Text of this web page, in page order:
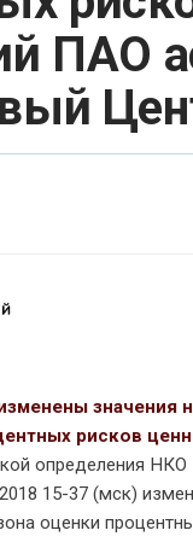
ПАО
значения
рисков
определения
15-37 (мск)
оценки